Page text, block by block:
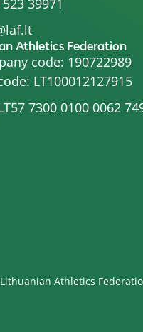
39971
Athletics Federation
code: 190722989
LT100012127915
7300 0100 0062
Lithuanian Athletics